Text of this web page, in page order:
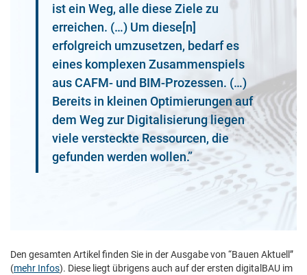
ist ein Weg, alle diese Ziele zu
erreichen. (…) Um diese[n]
erfolgreich umzusetzen, bedarf es
eines komplexen Zusammenspiels
aus CAFM- und BIM-Prozessen. (…)
Bereits in kleinen Optimierungen auf
dem Weg zur Digitalisierung liegen
viele versteckte Ressourcen, die
gefunden werden wollen.”
Den gesamten Artikel finden Sie in der Ausgabe von “Bauen Aktuell”
(mehr Infos). Diese liegt übrigens auch auf der ersten digitalBAU im